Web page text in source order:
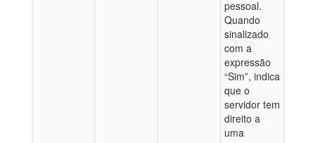
pessoal.
Quando
sinalizado
com a
expressão
“Sim”, indica
que o
servidor tem
direito a
uma